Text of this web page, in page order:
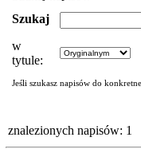
Szukaj
w
tytule:
Jeśli szukasz napisów do
znalezionych napisów: 1